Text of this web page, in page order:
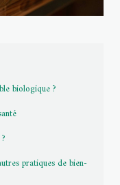
biologique ?
pratiques de bien-